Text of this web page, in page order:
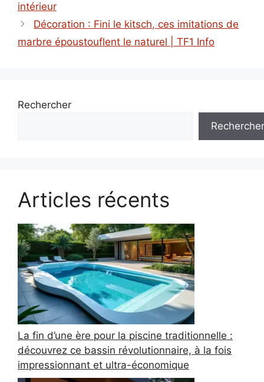
intérieur
Décoration : Fini le kitsch, ces imitations de
marbre époustouflent le naturel | TF1 Info
Rechercher
Rechercher
Articles récents
La fin d’une ère pour la piscine traditionnelle :
découvrez ce bassin révolutionnaire, à la fois
impressionnant et ultra-économique